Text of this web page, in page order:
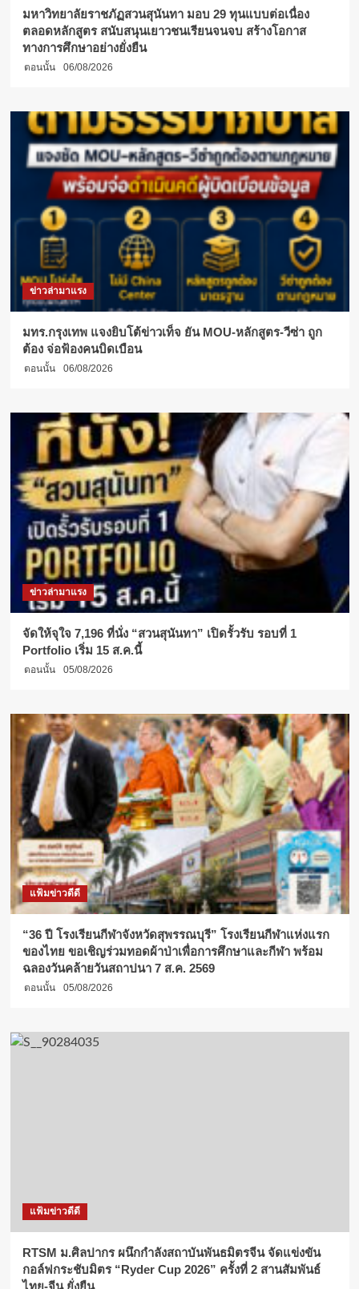
มหาวิทยาลัยราชภัฏสวนสุนันทา มอบ 29 ทุนแบบต่อเนื่อง
ตลอดหลักสูตร สนับสนุนเยาวชนเรียนจนจบ สร้างโอกาส
ทางการศึกษาอย่างยั่งยืน
ตอนนั้น 06/08/2026
ข่าวล่ามาแรง
มทร.กรุงเทพ แจงยิบโต้ข่าวเท็จ ยัน MOU-หลักสูตร-วีซ่า ถูก
ต้อง จ่อฟ้องคนบิดเบือน
ตอนนั้น 06/08/2026
ข่าวล่ามาแรง
จัดให้จุใจ 7,196 ที่นั่ง “สวนสุนันทา” เปิดรั้วรับ รอบที่ 1
Portfolio เริ่ม 15 ส.ค.นี้
ตอนนั้น 05/08/2026
แฟ้มข่าวดีดี
“36 ปี โรงเรียนกีฬาจังหวัดสุพรรณบุรี” โรงเรียนกีฬาแห่งแรก
ของไทย ขอเชิญร่วมทอดผ้าป่าเพื่อการศึกษาและกีฬา พร้อม
ฉลองวันคล้ายวันสถาปนา 7 ส.ค. 2569
ตอนนั้น 05/08/2026
แฟ้มข่าวดีดี
RTSM ม.ศิลปากร ผนึกกำลังสถาบันพันธมิตรจีน จัดแข่งขัน
กอล์ฟกระชับมิตร “Ryder Cup 2026” ครั้งที่ 2 สานสัมพันธ์